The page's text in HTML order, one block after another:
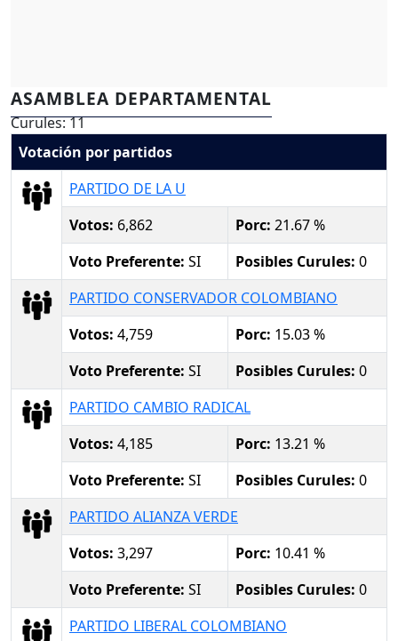
ASAMBLEA DEPARTAMENTAL
Curules: 11
Votación por partidos
PARTIDO DE LA U
Votos: 6,862 Porc: 21.67 %
Voto Preferente: SI Posibles Curules: 0
PARTIDO CONSERVADOR COLOMBIANO
Votos: 4,759 Porc: 15.03 %
Voto Preferente: SI Posibles Curules: 0
PARTIDO CAMBIO RADICAL
Votos: 4,185 Porc: 13.21 %
Voto Preferente: SI Posibles Curules: 0
PARTIDO ALIANZA VERDE
Votos: 3,297 Porc: 10.41 %
Voto Preferente: SI Posibles Curules: 0
PARTIDO LIBERAL COLOMBIANO